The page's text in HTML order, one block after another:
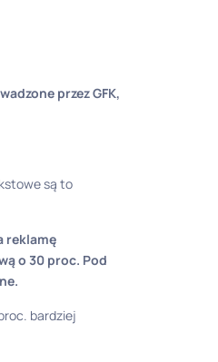
przez GFK,
są to
reklamę
o 30 proc. Pod
bardziej